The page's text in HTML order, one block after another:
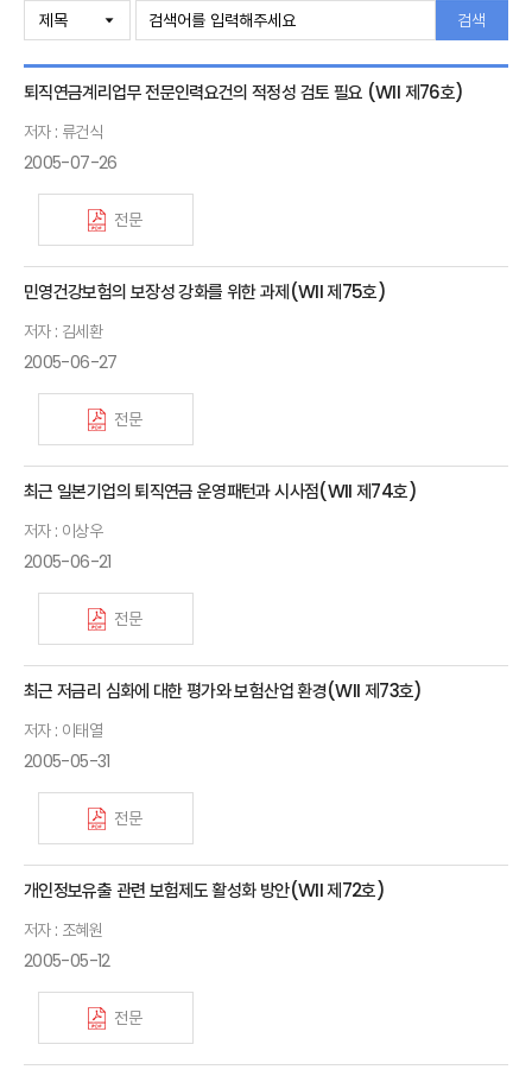
보험회사 재무분석(종간)
주간 해외보험동향(종간)
해외보험금융동향(종간)
검색
퇴직연금계리업무 전문인력요건의 적정성 검토 필요 (WII 제76호)
저자 : 류건식
2005-07-26
전문
민영건강보험의 보장성 강화를 위한 과제(WII 제75호)
저자 : 김세환
2005-06-27
전문
최근 일본기업의 퇴직연금 운영패턴과 시사점(WII 제74호)
저자 : 이상우
2005-06-21
전문
최근 저금리 심화에 대한 평가와 보험산업 환경(WII 제73호)
저자 : 이태열
2005-05-31
전문
개인정보유출 관련 보험제도 활성화 방안(WII 제72호)
저자 : 조혜원
2005-05-12
전문